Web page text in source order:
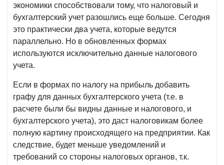
экономики способствовали тому, что налоговый и
бухгалтерский учет разошлись еще больше. Сегодня
это практически два учета, которые ведутся
параллельно. Но в обновленных формах
используются исключительно данные налогового
учета.
Если в формах по налогу на прибыль добавить
графу для данных бухгалтерского учета (т.е. в
расчете были бы видны данные и налогового, и
бухгалтерского учета), это даст налоговикам более
полную картину происходящего на предприятии. Как
следствие, будет меньше уведомлений и
требований со стороны налоговых органов, т.к.